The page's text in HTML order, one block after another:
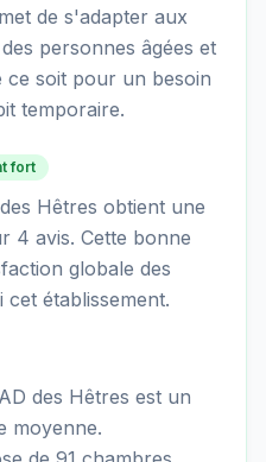
de s'adapter aux
personnes âgées et
ce soit pour un besoin
temporaire.
fort
Hêtres obtient une
4 avis. Cette bonne
globale des
établissement.
des Hêtres est un
moyenne.